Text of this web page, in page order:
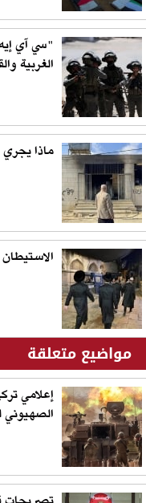
"سي آي
الغربية
ماذا يجري
مواضيع متعلقة
‬الصهيوني‭ ‬للفهم‭ ‬الغربي‭ ‬للحرية